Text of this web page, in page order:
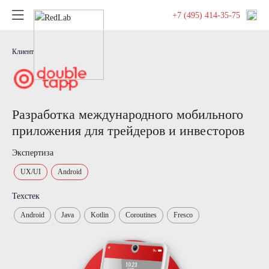
+7 (495) 414-35-75
Клиент
Разработка международного мобильного
приложения для трейдеров и инвесторов
Экспертиза
UX/UI Android
Техстек
Android Java Kotlin Coroutines Fresco